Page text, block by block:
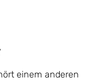
einem anderen